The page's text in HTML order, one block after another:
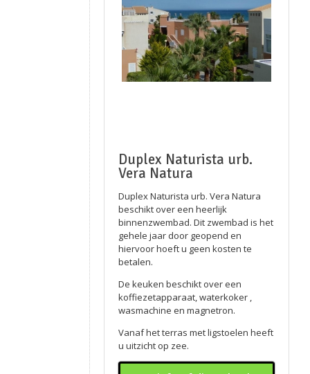
Duplex Naturista urb.
Vera Natura
Duplex Naturista urb. Vera Natura
beschikt over een heerlijk
binnenzwembad. Dit zwembad is het
gehele jaar door geopend en
hiervoor hoeft u geen kosten te
betalen.
De keuken beschikt over een
koffiezetapparaat, waterkoker ,
wasmachine en magnetron.
Vanaf het terras met ligstoelen heeft
u uitzicht op zee.